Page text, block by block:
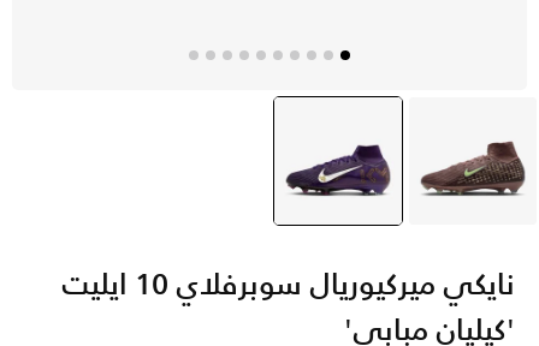
بنى selected
بنفسجي
نايكي ميركيوريال سوبرفلاي 10 ايليت
'كيليان مبابي'